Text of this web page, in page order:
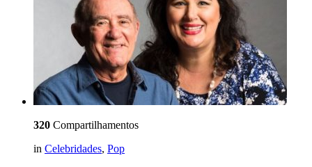
320 Compartilhamentos
in Celebridades, Pop